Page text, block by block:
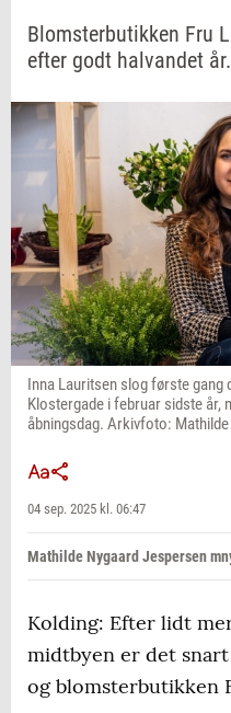
Blomsterbutikken Fru
efter godt halvandet år.
Inna Lauritsen slog første
Klostergade i februar sidste år,
åbningsdag. Arkivfoto:
04 sep. 2025 kl. 06:47
Mathilde Nygaard Jespersen
Kolding: Efter lidt
midtbyen er det
og blomsterbutikken